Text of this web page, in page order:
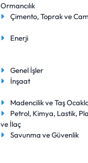
Ormancılık
Çimento, Toprak ve
Enerji
Genel İşler
İnşaat
Madencilik ve Taş
Petrol, Kimya, Lastik,
ve İlaç
Savunma ve Güvenlik